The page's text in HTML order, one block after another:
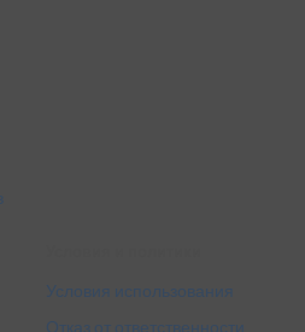
Условия использования
Отказ от ответственности